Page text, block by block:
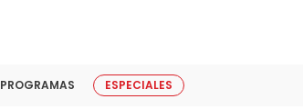
PROGRAMAS ESPECIALES